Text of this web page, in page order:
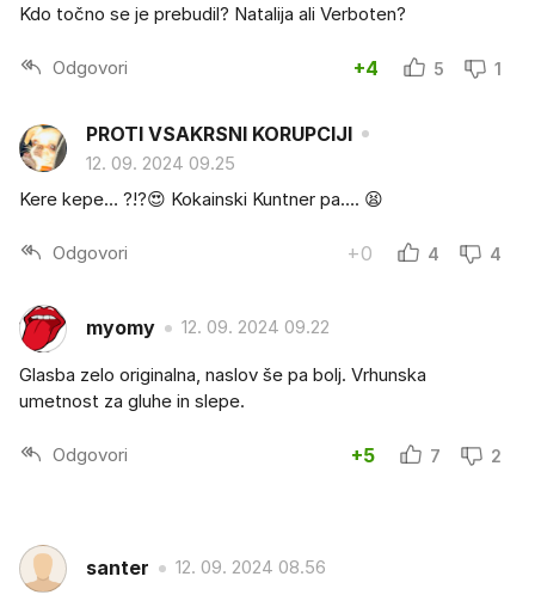
Kdo točno se je prebudil? Natalija ali Verboten?
Odgovori +4 5 1
PROTI VSAKRSNI KORUPCIJI
12. 09. 2024 09.25
Kere kepe… ?!?😍 Kokainski Kuntner pa…. 😫
Odgovori +0 4 4
myomy 12. 09. 2024 09.22
Glasba zelo originalna, naslov še pa bolj. Vrhunska
umetnost za gluhe in slepe.
Odgovori +5 7 2
santer 12. 09. 2024 08.56